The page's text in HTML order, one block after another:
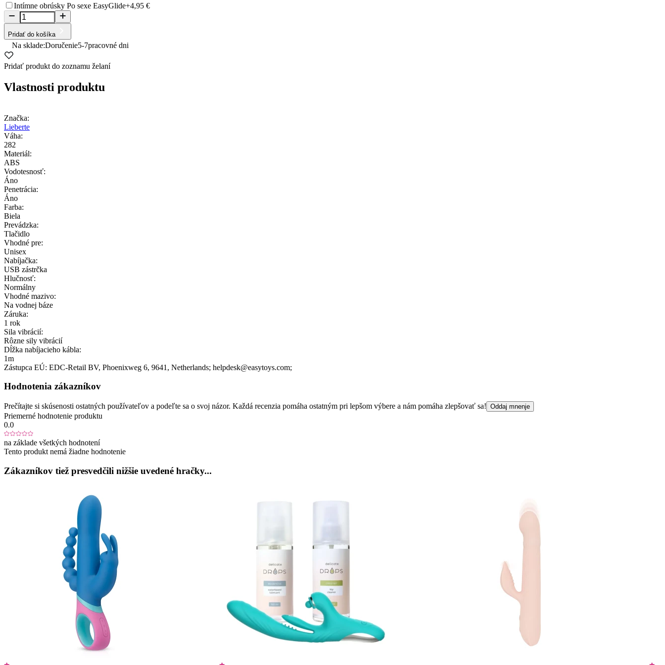
Intímne obrúsky Po sexe EasyGlide+4,95 €
Pridať do košíka
Na sklade:Doručenie5-7pracovné dni
Pridať produkt do zoznamu želaní
Vlastnosti produktu
Značka:
Lieberte
Váha:
282
Materiál:
ABS
Vodotesnosť:
Áno
Penetrácia:
Áno
Farba:
Biela
Prevádzka:
Tlačidlo
Vhodné pre:
Unisex
Nabíjačka:
USB zástrčka
Hlučnosť:
Normálny
Vhodné mazivo:
Na vodnej báze
Záruka:
1 rok
Sila vibrácií:
Rôzne sily vibrácií
Dĺžka nabíjacieho kábla:
1m
Zástupca EÚ: EDC-Retail BV, Phoenixweg 6, 9641 , Netherlands; helpdesk@easytoys.com;
Hodnotenia zákazníkov
Prečítajte si skúsenosti ostatných používateľov a podeľte sa o svoj názor. Každá recenzia pomáha ostatným pri lepšom výbere a nám pomáha zlepšovať sa! Oddaj mnenje
Priemerné hodnotenie produktu
0.0
na základe všetkých hodnotení
Tento produkt nemá žiadne hodnotenie
Zákazníkov tiež presvedčili nižšie uvedené hračky...